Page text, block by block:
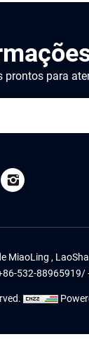
para
MiaoLing ,
532-88965919/